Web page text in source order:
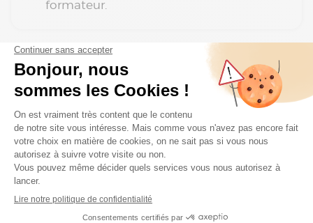
formateur.
Suivi de l’exécution du programme
Attestation de fin de formation et
d’assiduité
formation en ligne